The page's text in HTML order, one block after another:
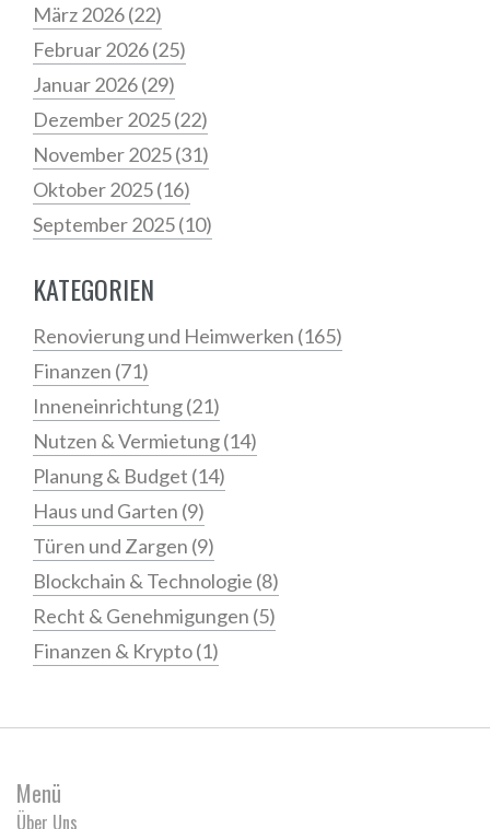
März 2026(22)
Februar 2026(25)
Januar 2026(29)
Dezember 2025(22)
November 2025(31)
Oktober 2025(16)
September 2025(10)
KATEGORIEN
Renovierung und Heimwerken (165)
Finanzen (71)
Inneneinrichtung(21)
Nutzen & Vermietung(14)
Planung & Budget (14)
Haus und Garten (9)
Türen und Zargen (9)
Blockchain & Technologie (8)
Recht & Genehmigungen (5)
Finanzen & Krypto(1)
Menü
Über Uns